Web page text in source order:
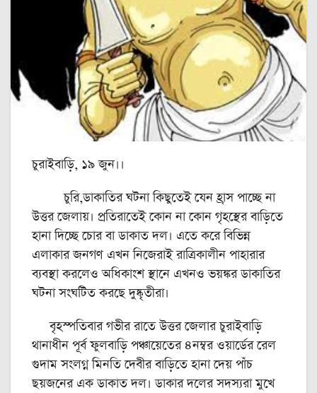
চুরাইবাড়ি, ১৯ জুন।।
চুরি,ডাকাতির ঘটনা কিছুতেই যেন হ্রাস পাচ্ছে না
উত্তর জেলায়। প্রতিরাতেই কোন না কোন গৃহস্থের বাড়িতে
হানা দিচ্ছে চোর বা ডাকাত দল। এতে করে বিভিন্ন
এলাকার জনগণ এখন নিজেরাই রাত্রিকালীন পাহারার
ব্যবস্থা করলেও অধিকাংশ স্থানে এখনও ভয়ঙ্কর ডাকাতির
ঘটনা সংঘটিত করছে দুষ্কৃতীরা।
বৃহস্পতিবার গভীর রাতে উত্তর জেলার চুরাইবাড়ি
থানাধীন পূর্ব ফুলবাড়ি পঞ্চায়েতের ৪নম্বর ওয়ার্ডের রেল
গুদাম সংলগ্ন মিনতি দেবীর বাড়িতে হানা দেয় পাঁচ
ছয়জনের এক ডাকাত দল। ডাকার দলের সদস্যরা মুখে